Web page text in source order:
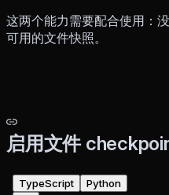
这两个能力需要配合使用：
可用的文件快照。
启用文件
TypeScript Python